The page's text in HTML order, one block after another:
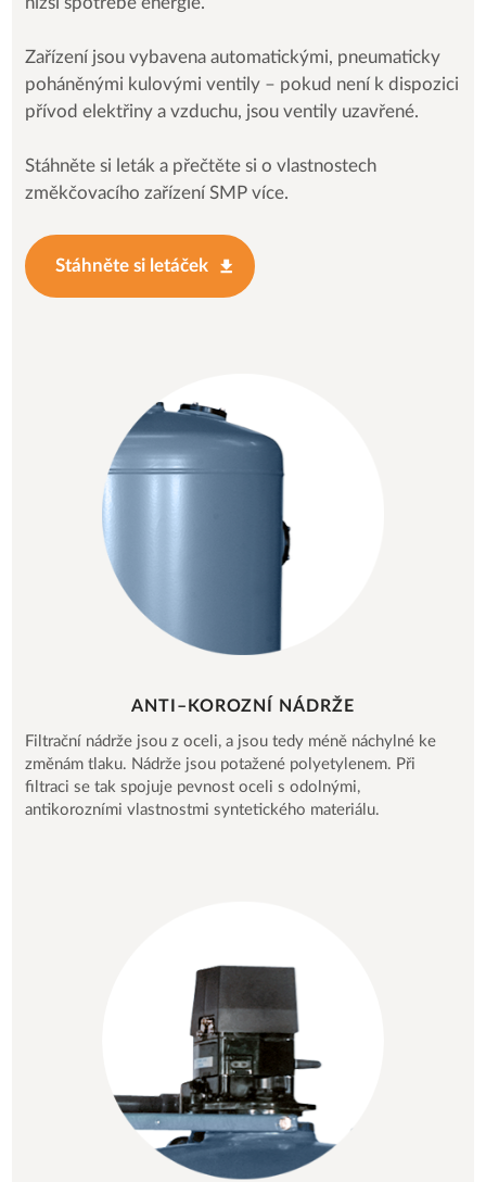
Zařízení jsou vybavena automatickými, pneumaticky
poháněnými kulovými ventily – pokud není k dispozici
přívod elektřiny a vzduchu, jsou ventily uzavřené.
Stáhněte si leták a přečtěte si o vlastnostech
změkčovacího zařízení SMP více.
Stáhněte si letáček
ANTI–KOROZNÍ NÁDRŽE
Filtrační nádrže jsou z oceli, a jsou tedy méně náchylné ke
změnám tlaku. Nádrže jsou potažené polyetylenem. Při
filtraci se tak spojuje pevnost oceli s odolnými,
antikorozními vlastnostmi syntetického materiálu.